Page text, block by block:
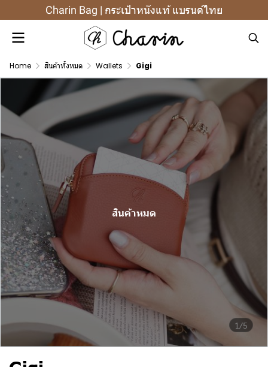
Charin Bag | กระเป๋าหนังแท้ แบรนด์ไทย
Home สินค้าทั้งหมด Wallets Gigi
1/5
สินค้าหมด